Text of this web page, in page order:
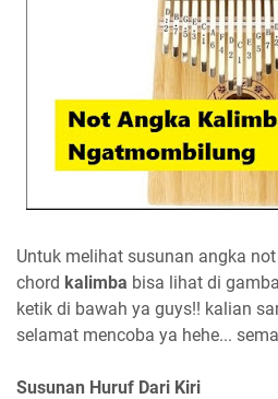
Untuk melihat susunan angka
chord kalimba bisa lihat di
ketik di bawah ya guys!! kalian
selamat mencoba ya hehe...
Susunan Huruf Dari Kiri